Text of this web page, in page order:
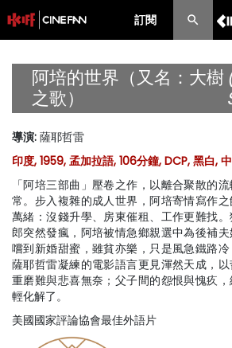
訂閱
最新消息
購票須知
優惠計劃
前期節目
阿培的世界（又名：大樹
之歌）
導演: 薩耶哲雷
印度, 1959, 孟加拉語, 106分鐘, DCP, 黑白,
「阿培三部曲」壓卷之作，以離合聚散的
常。步入複雜的成人世界，阿培寄情寫作
萬緒：沒錢升學、房東催租、工作更難找
郎突然發瘋，阿培被情急鄉親選中為後補夫
嚐到新婚甜蜜，雖貧亦樂，只是風急鐵路冷
薩耶哲雷凝練的電影語言更見渾然天成，
重磨難與悲喜無奈；父子間的怨恨與愧疚
輕化解了。
美國國家評論協會最佳外語片